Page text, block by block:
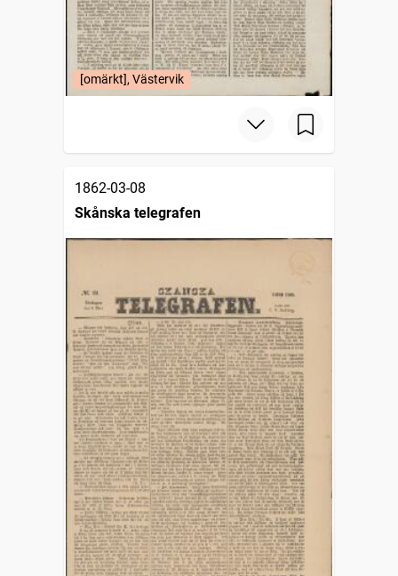
[omärkt], Västervik
1862-03-08
Skånska telegrafen